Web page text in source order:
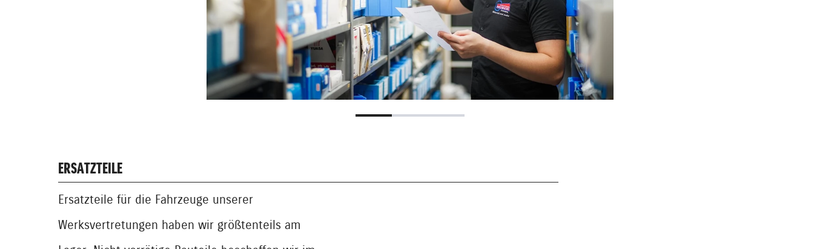
ERSATZTEILE
Ersatzteile für die Fahrzeuge unserer
Werksvertretungen haben wir größtenteils am